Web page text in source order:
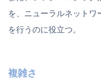
を、ニューラルネットワ
を行うのに役立つ。
複雑さ